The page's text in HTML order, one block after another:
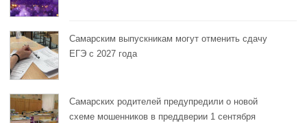
Самарским выпускникам могут отменить сдачу
ЕГЭ с 2027 года
Самарских родителей предупредили о новой
схеме мошенников в преддверии 1 сентября